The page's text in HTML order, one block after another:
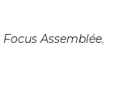
Focus Assemblée,